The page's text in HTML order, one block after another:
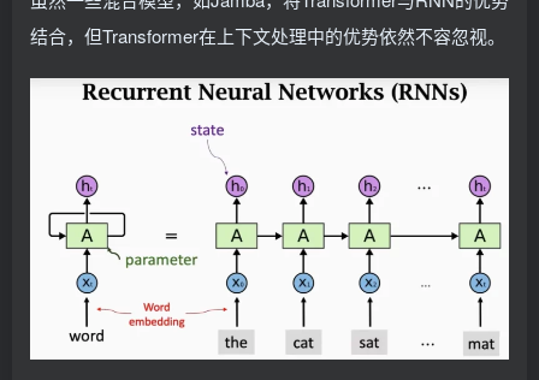
结合，但Transformer在上下文处理中的优势依然不容忽视。